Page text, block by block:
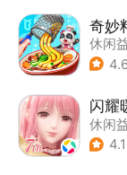
奇妙
休闲
| 宝
闪耀
休闲
| 美少
4.1